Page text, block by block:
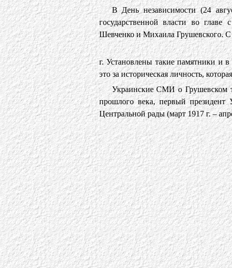
В День независимости (24
государственной власти во
Шевченко и Михаила Грушевского. С
г. Установлены такие памятники и
это за историческая личность,
Украинские СМИ о Грушевском
прошлого века, первый
Центральной рады (март 1917 г. –